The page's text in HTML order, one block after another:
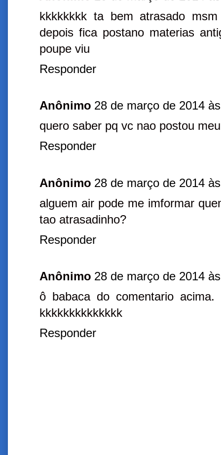
kkkkkkkk ta bem atrasado
depois fica postano materias
poupe viu
Responder
Anônimo 28 de março de 2014
quero saber pq vc nao postou
Responder
Anônimo 28 de março de 2014
alguem air pode me imformar
tao atrasadinho?
Responder
Anônimo 28 de março de 2014
ô babaca do comentario
kkkkkkkkkkkkkk
Responder